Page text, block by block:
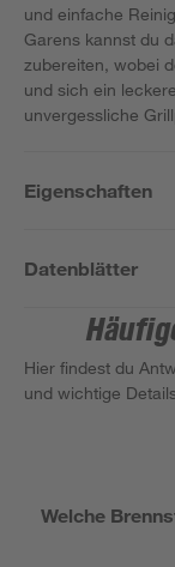
und einfache
Garens kannst du
zubereiten, wobei
und sich ein
unvergessliche
Eigenschaften
Datenblätter
Hier findest du
und wichtige
Welche